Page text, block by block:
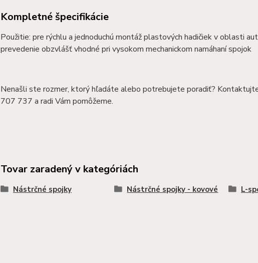
Kompletné špecifikácie
Použitie: pre rýchlu a jednoduchú montáž plastových hadičiek v oblasti
prevedenie obzvlášť vhodné pri vysokom mechanickom namáhaní spojok
Nenašli ste rozmer, ktorý hľadáte alebo potrebujete poradiť?
707 737 a radi Vám pomôžeme.
Tovar zaradený v kategóriách
Nástrčné spojky Nástrčné spojky - kovové L-